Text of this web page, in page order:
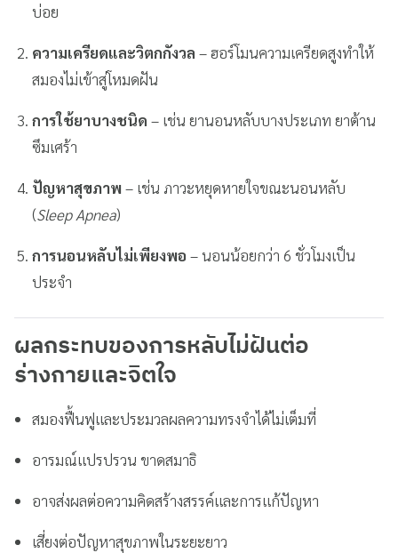
บ่อย
ความเครียดและวิตกกังวล – ฮอร์โมนความเครียดสูงทำให้
สมองไม่เข้าสู่โหมดฝัน
การใช้ยาบางชนิด – เช่น ยานอนหลับบางประเภท ยาต้าน
ซึมเศร้า
ปัญหาสุขภาพ– เช่น ภาวะหยุดหายใจขณะนอนหลับ
(Sleep Apnea)
การนอนหลับไม่เพียงพอ – นอนน้อยกว่า 6 ชั่วโมงเป็น
ประจำ
ผลกระทบของการหลับไม่ฝันต่อ
ร่างกายและจิตใจ
สมองฟื้นฟูและประมวลผลความทรงจำได้ไม่เต็มที่
อารมณ์แปรปรวน ขาดสมาธิ
อาจส่งผลต่อความคิดสร้างสรรค์และการแก้ปัญหา
เสี่ยงต่อปัญหาสุขภาพในระยะยาว